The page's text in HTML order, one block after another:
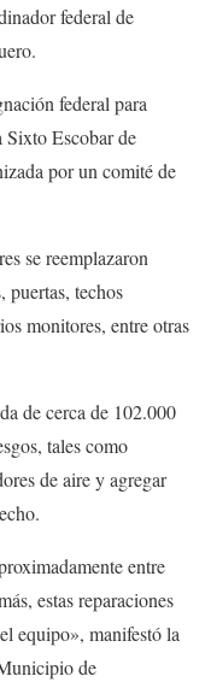
federal de
federal para
Sixto Escobar de
por un comité de
se reemplazaron
puertas, techos
monitores, entre otras
de cerca de 102.000
tales como
de aire y agregar
entre
estas reparaciones
equipo», manifestó la
de